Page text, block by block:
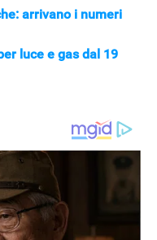
arrivano i numeri
luce e gas dal 19